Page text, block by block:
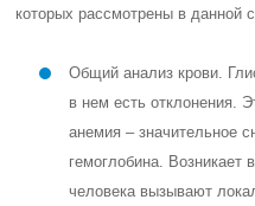
которых рассмотрены в данной
Общий анализ крови.
в нем есть отклонения.
анемия – значительное
гемоглобина. Возникает
человека вызывают